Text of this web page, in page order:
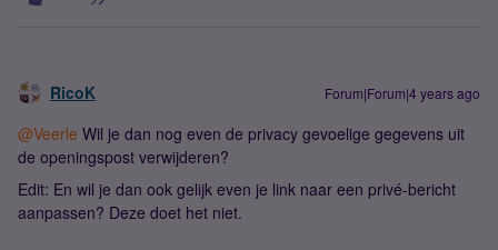
RicoK Forum|Forum|4 years ago
@Veerle Wil je dan nog even de privacy gevoelige gegevens uit
de openingspost verwijderen?
Edit: En wil je dan ook gelijk even je link naar een privé-bericht
aanpassen? Deze doet het niet.